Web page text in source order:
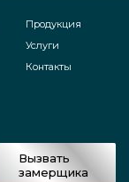
Продукция
Услуги
Контакты
Вызвать
замерщика